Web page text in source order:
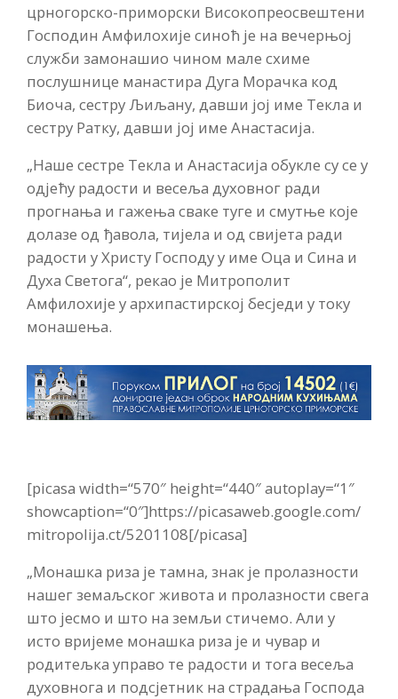
црногорско-приморски Високопреосвештени
Господин Амфилохије синоћ је на вечерњој
служби замонашио чином мале схиме
послушнице манастира Дуга Морачка код
Биоча, сестру Љиљану, давши јој име Текла и
сестру Ратку, давши јој име Анастасија.
„Наше сестре Текла и Анастасија обукле су се у
одјећу радости и весеља духовног ради
прогнања и гажења сваке туге и смутње које
долазе од ђавола, тијела и од свијета ради
радости у Христу Господу у име Оца и Сина и
Духа Светога“, рекао је Митрополит
Амфилохије у архипастирској бесједи у току
монашења.
[picasa width=“570″ height=“440″ autoplay=“1″
showcaption=“0″]https://picasaweb.google.com/
mitropolija.ct/5201108[/picasa]
„Монашка риза је тамна, знак је пролазности
нашег земаљског живота и пролазности свега
што јесмо и што на земљи стичемо. Али у
исто вријеме монашка риза је и чувар и
родитељка управо те радости и тога весеља
духовнога и подсјетник на страдања Господа